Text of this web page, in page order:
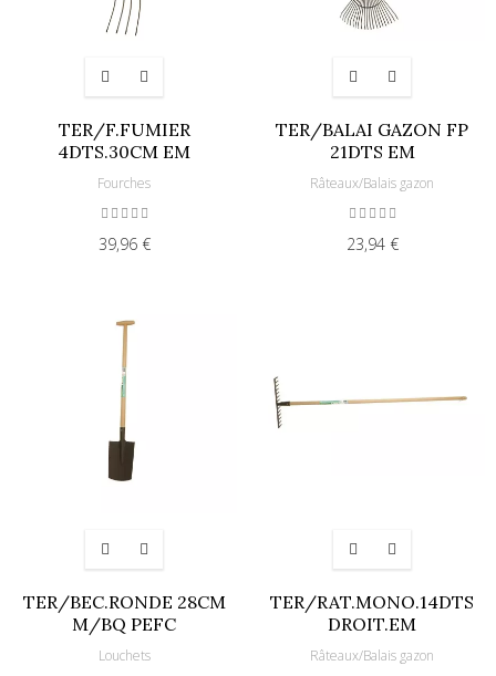
TER/F.FUMIER
4DTS.30CM EM
Fourches
39,96 €
TER/BALAI GAZON FP
21DTS EM
Râteaux/Balais gazon
23,94 €
TER/BEC.RONDE 28CM
M/BQ PEFC
Louchets
TER/RAT.MONO.14DTS
DROIT.EM
Râteaux/Balais gazon